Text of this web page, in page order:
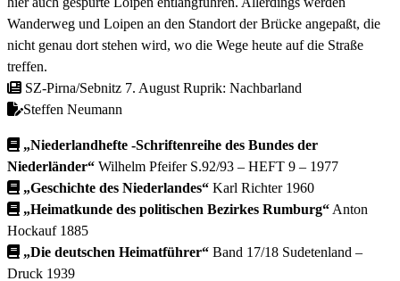
Wanderweg und Loipen an den Standort der Brücke angepaßt, die
nicht genau dort stehen wird, wo die Wege heute auf die Straße
treffen.
SZ-Pirna/Sebnitz 7. August Ruprik: Nachbarland
Steffen Neumann
„Niederlandhefte -Schriftenreihe des Bundes der
Niederländer“ Wilhelm Pfeifer S.92/93 – HEFT 9 – 1977
„Geschichte des Niederlandes“ Karl Richter 1960
„Heimatkunde des politischen Bezirkes Rumburg“Anton
Hockauf 1885
„Die deutschen Heimatführer“ Band 17/18 Sudetenland –
Druck 1939